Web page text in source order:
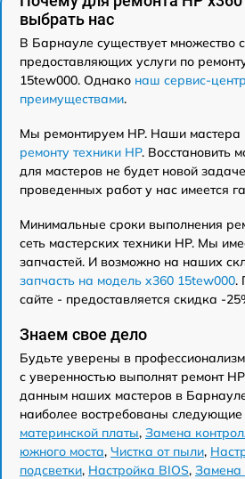
выбрать нас
В Барнауле существует множество
предоставляющих услуги по
15tew000. Однако наш сервис-
преимуществами.
Мы ремонтируем HP. Наши мастера
ремонту техники HP. Восстановить
для мастеров не будет новой
проведенных работ у нас имеется
Минимальные сроки выполнения
сеть мастерских техники HP. Мы
запчастей. И возможно на наших
запчасть на модель x360 15tew000.
сайте - предоставляется скидка -
Знаем свое дело
Будьте уверены в
с уверенностью выполнят ремонт
данным наших мастеров в
наиболее востребованы следующие
материнской платы, Замена
южного моста, Чистка от пыли,
подсветки, Настройка BIOS, Замена